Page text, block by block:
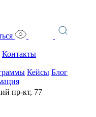
Контакты
Кейсы Блог
пр-кт, 77